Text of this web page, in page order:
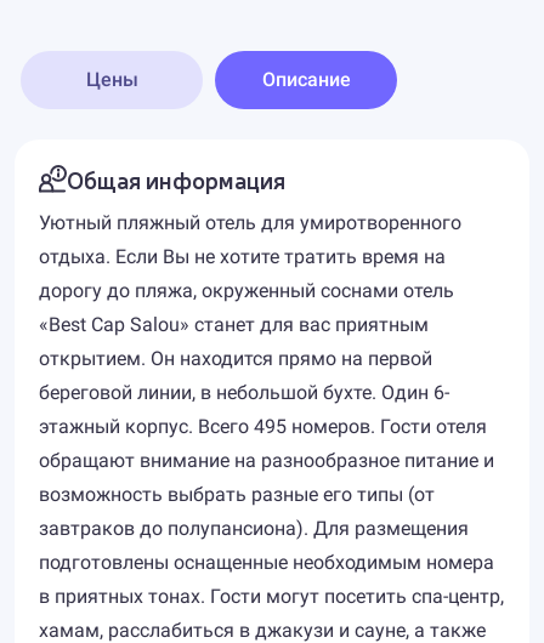
Цены Описание
Общая информация
Уютный пляжный отель для умиротворенного
отдыха. Если Вы не хотите тратить время на
дорогу до пляжа, окруженный соснами отель
«Best Cap Salou» станет для вас приятным
открытием. Он находится прямо на первой
береговой линии, в небольшой бухте. Один 6-
этажный корпус. Всего 495 номеров. Гости отеля
обращают внимание на разнообразное питание и
возможность выбрать разные его типы (от
завтраков до полупансиона). Для размещения
подготовлены оснащенные необходимым номера
в приятных тонах. Гости могут посетить спа-центр,
хамам, расслабиться в джакузи и сауне, а также